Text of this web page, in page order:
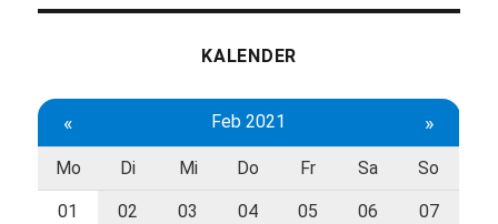
KALENDER
« Feb 2021 »
Mo Di Mi Do Fr Sa So
01 02 03 04 05 06 07